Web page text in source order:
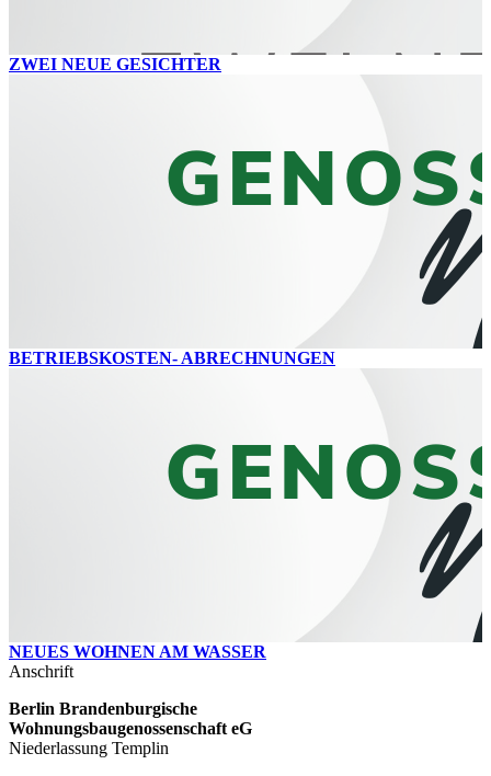
ZWEI NEUE GESICHTER
BETRIEBSKOSTEN- ABRECHNUNGEN
NEUES WOHNEN AM WASSER
Anschrift
Berlin Brandenburgische
Wohnungsbaugenossenschaft eG
Niederlassung Templin